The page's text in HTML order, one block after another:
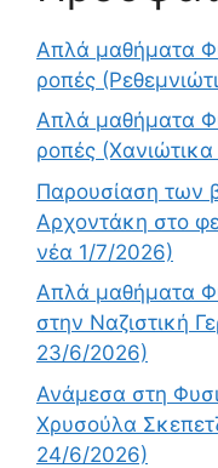
Απλά μαθήματα
ροπές
Απλά μαθήματα
ροπές
Παρουσίαση των
Αρχοντάκη στο
νέα 1/7/2026)
Απλά μαθήματα
στην Ναζιστική
23/6/2026)
Ανάμεσα στη
Χρυσούλα
24/6/2026)